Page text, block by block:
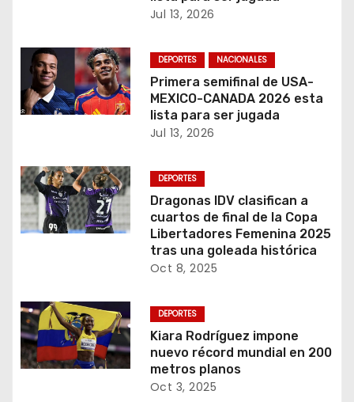
Jul 13, 2026
DEPORTES NACIONALES
Primera semifinal de USA-
MEXICO-CANADA 2026 esta
lista para ser jugada
Jul 13, 2026
DEPORTES
Dragonas IDV clasifican a
cuartos de final de la Copa
Libertadores Femenina 2025
tras una goleada histórica
Oct 8, 2025
DEPORTES
Kiara Rodríguez impone
nuevo récord mundial en 200
metros planos
Oct 3, 2025